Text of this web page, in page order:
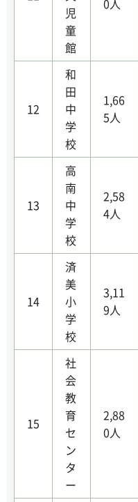
児
童
館
0人
12
和
田
中
学
校
1,66
5人
13
高
南
中
学
校
2,58
4人
14
済
美
小
学
校
3,11
9人
15
社
会
教
育
セ
ン
タ
ー
2,88
0人